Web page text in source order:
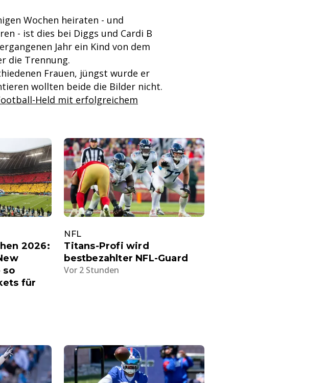
Wochen heiraten - und
- ist dies bei Diggs und Cardi B
Jahr ein Kind von dem
die Trennung.
Frauen, jüngst wurde er
wollten beide die Bilder nicht.
Held mit erfolgreichem
2026:
so
für
NFL
Titans-Profi wird
bestbezahlter NFL-Guard
Vor 2 Stunden